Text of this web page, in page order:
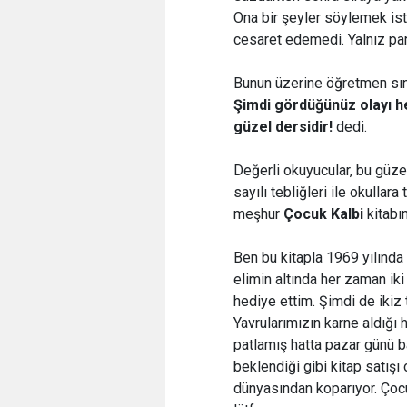
Ona bir şeyler söylemek
cesaret edemedi. Yalnız
Bunun üzerine öğretmen
Şimdi gördüğünüz olayı
güzel dersidir! dedi.
Değerli okuyucular, bu
sayılı tebliğleri ile okullara
meşhur Çocuk Kalbi
Ben bu kitapla 1969
elimin altında her zaman
hediye ettim. Şimdi de ikiz
Yavrularımızın karne
patlamış hatta pazar günü
beklendiği gibi kitap satışı
dünyasından koparıyor.